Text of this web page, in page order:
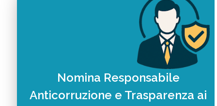
Nomina Responsabile
Anticorruzione e Trasparenza ai